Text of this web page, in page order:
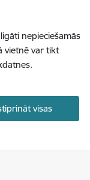
nepieciešamās
vietnē var tikt
visas